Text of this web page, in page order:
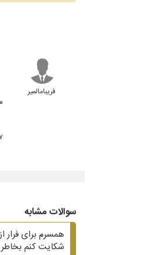
فریبامالمیر
سوالات مشابه
همسرم برای فرار
شکایت کنم